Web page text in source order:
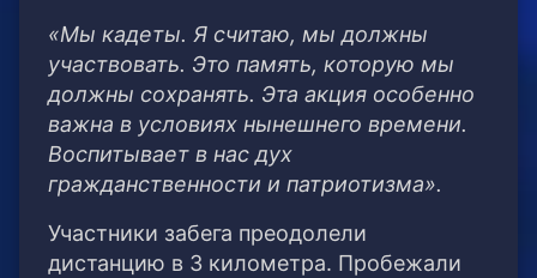
«Мы кадеты. Я считаю, мы должны
участвовать. Это память, которую мы
должны сохранять. Эта акция особенно
важна в условиях нынешнего времени.
Воспитывает в нас дух
гражданственности и патриотизма».
Участники забега преодолели
дистанцию в 3 километра. Пробежали